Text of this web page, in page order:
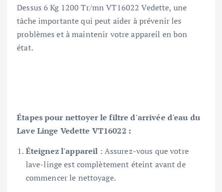
Dessus 6 Kg 1200 Tr/mn VT16022 Vedette, une
tâche importante qui peut aider à prévenir les
problèmes et à maintenir votre appareil en bon
état.
Étapes pour nettoyer le filtre d'arrivée d'eau du
Lave Linge Vedette VT16022 :
Éteignez l'appareil : Assurez-vous que votre
lave-linge est complètement éteint avant de
commencer le nettoyage.